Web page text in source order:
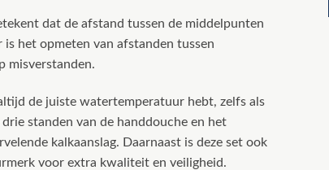
dat de afstand tussen de middelpunten
het opmeten van afstanden tussen
misverstanden.
de juiste watertemperatuur hebt, zelfs als
standen van de handdouche en het
kalkaanslag. Daarnaast is deze set ook
voor extra kwaliteit en veiligheid.